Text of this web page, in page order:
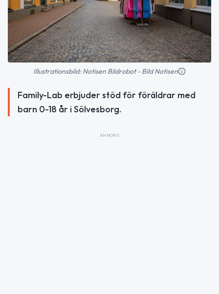
Illustrationsbild: Notisen Bildrobot - Bild Notisen
Family-Lab erbjuder stöd för föräldrar med
barn 0-18 år i Sölvesborg.
ANNONS